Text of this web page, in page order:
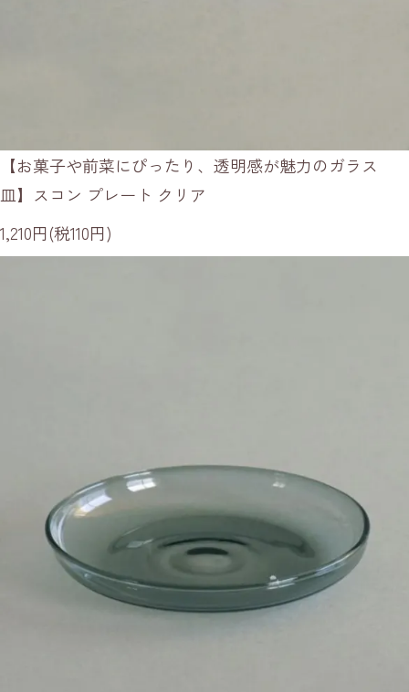
【お菓子や前菜にぴったり、透明感が魅力のガラス
皿】スコン プレート クリア
1,210円(税110円)